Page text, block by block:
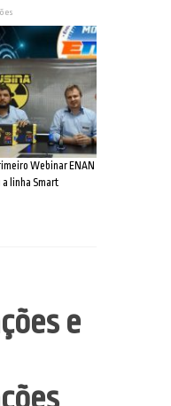
Webinar ENAN
a linha Smart
e